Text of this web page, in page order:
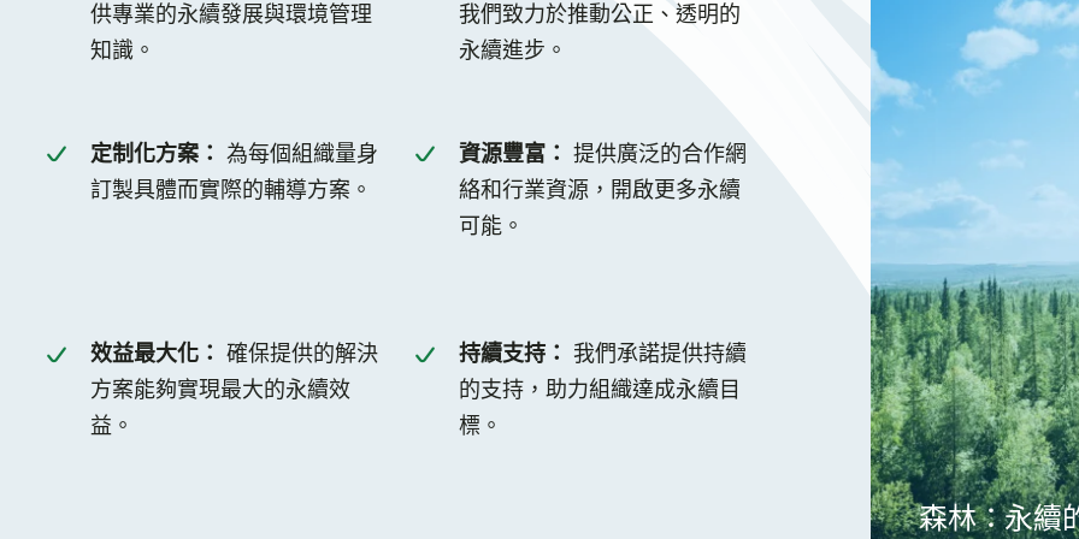
供專業的永續發展與環境管理
知識。
我們致力於推動公正、透明的
永續進步。
定制化方案： 為每個組織量身
訂製具體而實際的輔導方案。
資源豐富： 提供廣泛的合作網
絡和行業資源，開啟更多永續
可能。
效益最大化： 確保提供的解決
方案能夠實現最大的永續效
益。
持續支持：
我們承諾提供持續
的支持，助力組織達成永續目
標。
森林：永續